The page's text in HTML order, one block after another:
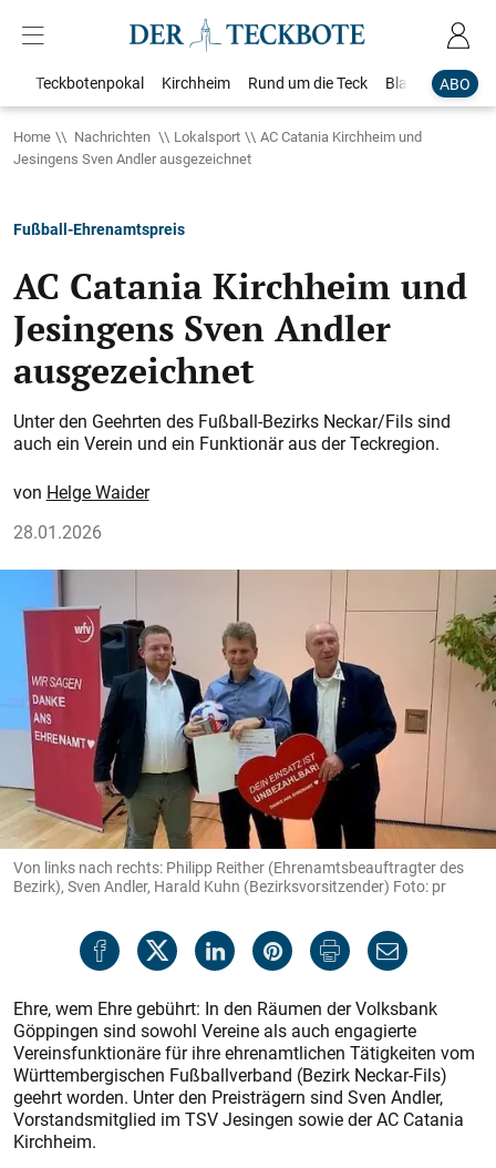
ABO
Teckbotenpokal Kirchheim Rund um die Teck Blaulicht
Home Nachrichten Lokalsport
AC Catania Kirchheim und
Jesingens Sven Andler ausgezeichnet
Fußball-Ehrenamtspreis
AC Catania Kirchheim und
Jesingens Sven Andler
ausgezeichnet
Unter den Geehrten des Fußball-Bezirks Neckar/Fils sind
auch ein Verein und ein Funktionär aus der Teckregion.
Helge Waider
28.01.2026
Von links nach rechts: Philipp Reither (Ehrenamtsbeauftragter des
Bezirk), Sven Andler, Harald Kuhn (Bezirksvorsitzender) Foto: pr
Ehre, wem Ehre gebührt: In den Räumen der Volksbank
Göppingen sind sowohl Vereine als auch engagierte
Vereinsfunktionäre für ihre ehrenamtlichen Tätigkeiten vom
Württembergischen Fußballverband (Bezirk Neckar-Fils)
geehrt worden. Unter den Preisträgern sind Sven Andler,
Vorstandsmitglied im TSV Jesingen sowie der AC Catania
Kirchheim.